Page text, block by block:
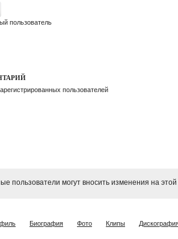
пользователь
пользователей
пользователи могут вносить изменения на
Биография Фото Клипы